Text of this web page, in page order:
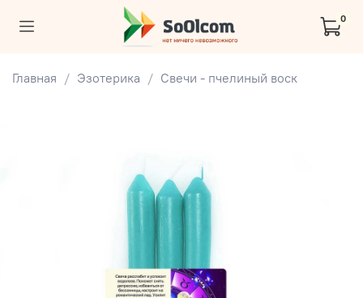
0
Главная Эзотерика Свечи - пчелиный воск